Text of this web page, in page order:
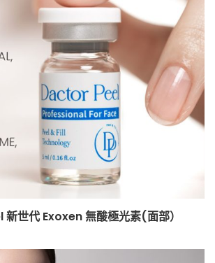
世代 Exoxen 無酸極光素(面部）